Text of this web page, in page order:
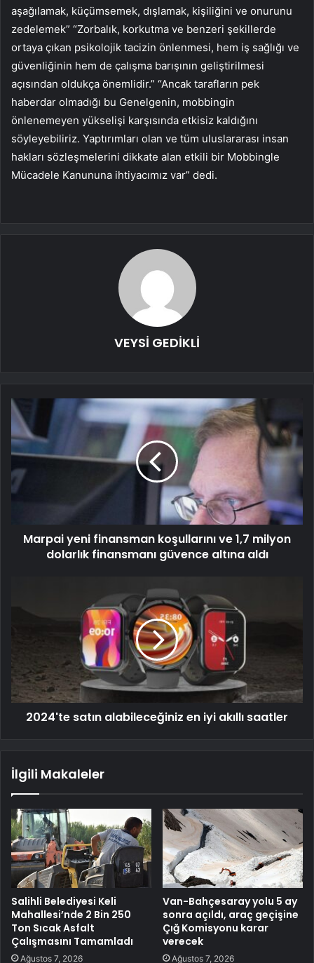
aşağılamak, küçümsemek, dışlamak, kişiliğini ve onurunu
zedelemek” “Zorbalık, korkutma ve benzeri şekillerde
ortaya çıkan psikolojik tacizin önlenmesi, hem iş sağlığı ve
güvenliğinin hem de çalışma barışının geliştirilmesi
açısından oldukça önemlidir.” “Ancak tarafların pek
haberdar olmadığı bu Genelgenin, mobbingin
önlenemeyen yükselişi karşısında etkisiz kaldığını
söyleyebiliriz. Yaptırımları olan ve tüm uluslararası insan
hakları sözleşmelerini dikkate alan etkili bir Mobbingle
Mücadele Kanununa ihtiyacımız var” dedi.
VEYSİ GEDİKLİ
Marpai yeni finansman koşullarını ve 1,7 milyon
dolarlık finansmanı güvence altına aldı
2024'te satın alabileceğiniz en iyi akıllı saatler
İlgili Makaleler
Salihli Belediyesi Keli
Mahallesi’nde 2 Bin 250
Ton Sıcak Asfalt
Çalışmasını Tamamladı
Ağustos 7, 2026
Van-Bahçesaray yolu 5 ay
sonra açıldı, araç geçişine
Çığ Komisyonu karar
verecek
Ağustos 7, 2026